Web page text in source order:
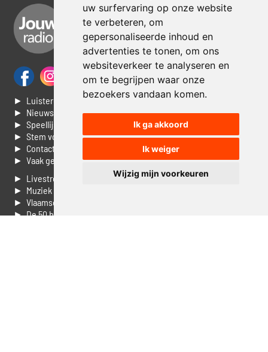
uw surfervaring op onze website
te verbeteren, om
gepersonaliseerde inhoud en
advertenties te tonen, om ons
websiteverkeer te analyseren en
om te begrijpen waar onze
bezoekers vandaan komen.
Ik ga akkoord
Ik weiger
Wijzig mijn voorkeuren
► Luisteren naar Jouwradio
► Nieuws
► Speellijst
► Stem voor de Dag top 3
► Contacteer ons
► Vaak gestelde vragen
► Livestream informatie
► Muziek opzoeken
► Vlaamse 100 Aller tijden
► De 50 beste van...